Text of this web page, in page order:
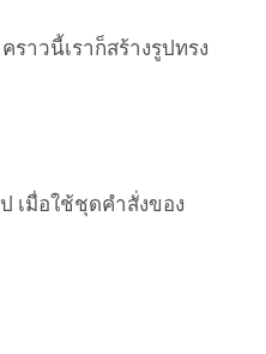
ราวนี้เราก็สร้างรูปทรง
เมื่อใช้ชุดคำสั่งของ